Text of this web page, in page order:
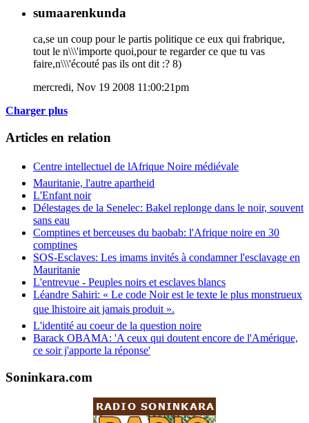
sumaarenkunda
ca,se un coup pour le partis politique ce eux qui frabrique,
tout le n\\\'importe quoi,pour te regarder ce que tu vas
faire,n\\\'écouté pas ils ont dit :? 8)
mercredi, Nov 19 2008 11:00:21pm
Charger plus
Articles en relation
Centre intellectuel de lAfrique Noire médiévale
Mauritanie, l'autre apartheid
L'Enfant noir
Délestages de la Senelec: Bakel replonge dans le noir, souvent
sans eau
Comptines et berceuses du baobab: l'Afrique noire en 30
comptines
SOS-Esclaves: Les imams invités à condamner l'esclavage en
Mauritanie
L'entrevue - Peuples noirs et esclaves blancs
Léandre Sahiri: « Le code Noir est le texte le plus monstrueux
que lhistoire ait jamais produit ».
L'identité au coeur de la question noire
Barack OBAMA: 'A ceux qui doutent encore de l'Amérique,
ce soir j'apporte la réponse'
Soninkara.com